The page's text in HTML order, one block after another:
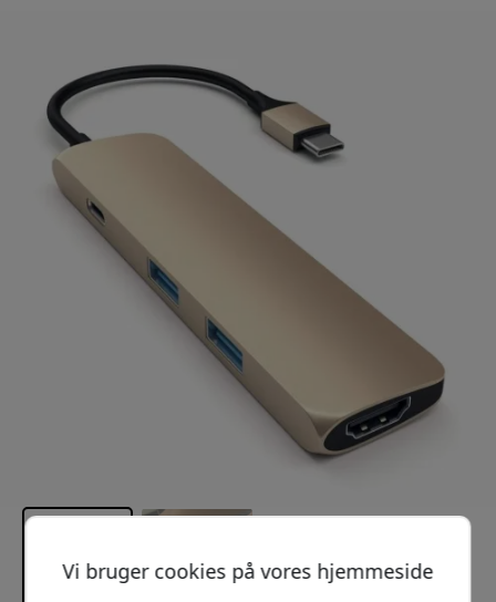
Vi bruger cookies på vores hjemmeside